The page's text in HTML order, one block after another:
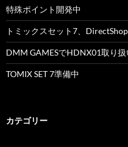
特殊ポイント開発中
トミックスセット7、
DMM GAMESでHDNX01取り扱
TOMIX SET 7準備中
カテゴリー